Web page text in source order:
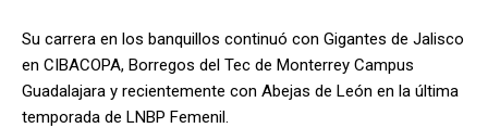
Su carrera en los banquillos continuó con Gigantes de Jalisco
en CIBACOPA, Borregos del Tec de Monterrey Campus
Guadalajara y recientemente con Abejas de León en la última
temporada de LNBP Femenil.